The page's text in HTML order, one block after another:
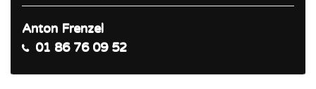
Anton Frenzel
01 86 76 09 52